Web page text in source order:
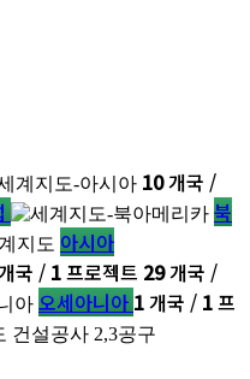
10개국 /
북
아시아
국 / 1프로젝트 29개국 /
오세아니아 1개국 / 1프